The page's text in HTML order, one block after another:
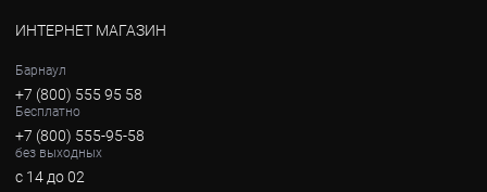
ИНТЕРНЕТ МАГАЗИН
Барнаул
+7 (800) 555 95 58
Бесплатно
+7 (800) 555-95-58
без выходных
с 14 до 02